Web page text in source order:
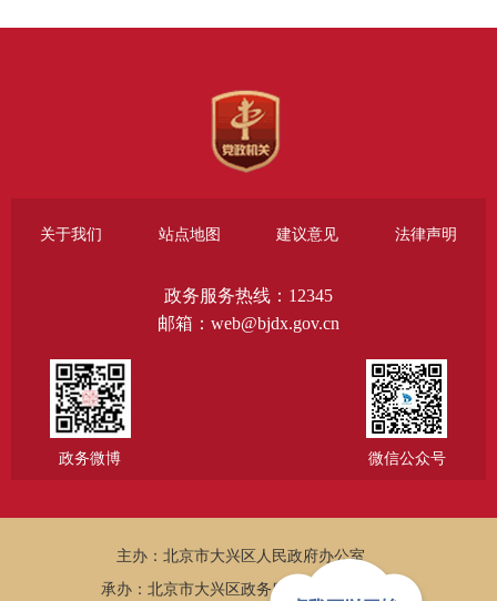
关于我们 站点地图 建议意见 法律声明
政务服务热线：12345
邮箱：web@bjdx.gov.cn
政务微博 微信公众号
主办：北京市大兴区人民政府办公室
承办：北京市大兴区政务服务和数据管理局